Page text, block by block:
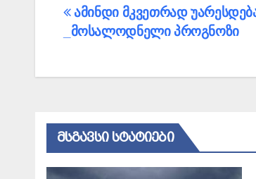
პოსტის
ნავიგაცია
ამინდი მკვეთრად
_მოსალოდნელი პროგნოზი
ᲛᲡᲒᲐᲕᲡᲘ ᲡᲢᲐᲢᲘᲔᲑᲘ